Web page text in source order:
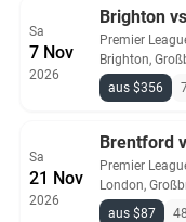
Sa
7 Nov
2026
Brighton
Premier
Brighton,
aus $356
Sa
21 Nov
2026
Brentford
Premier
London,
aus $87